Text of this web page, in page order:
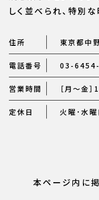
しく並べられ、特別
住所 東京都中
電話番号 03-
営業時間 ［月～金
定休日 火曜･水曜
本ページ内に